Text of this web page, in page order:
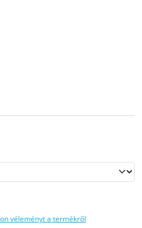
véleményt a termékről